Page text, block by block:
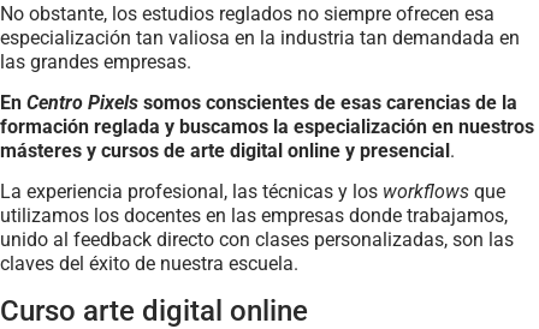
No obstante, los estudios reglados no siempre ofrecen esa
especialización tan valiosa en la industria tan demandada en
las grandes empresas.
En Centro Pixels somos conscientes de esas carencias de la
formación reglada y buscamos la especialización en nuestros
másteres y cursos de arte digital online y presencial.
La experiencia profesional, las técnicas y los workflows que
utilizamos los docentes en las empresas donde trabajamos,
unido al feedback directo con clases personalizadas, son las
claves del éxito de nuestra escuela.
Curso arte digital online